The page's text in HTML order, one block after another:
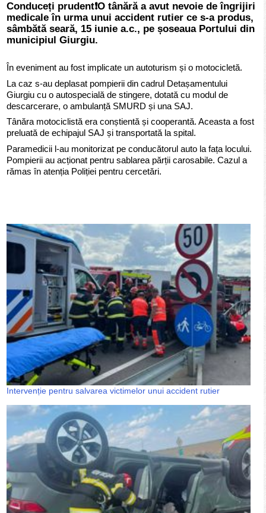
Conduceți prudent❗️O tânără a avut nevoie de îngrijiri
medicale în urma unui accident rutier ce s-a produs,
sâmbătă seară, 15 iunie a.c., pe șoseaua Portului din
municipiul Giurgiu.
În eveniment au fost implicate un autoturism și o motocicletă.
La caz s-au deplasat pompierii din cadrul Detașamentului
Giurgiu cu o autospecială de stingere, dotată cu modul de
descarcerare, o ambulanță SMURD și una SAJ.
Tânăra motociclistă era conștientă și cooperantă. Aceasta a fost
preluată de echipajul SAJ și transportată la spital.
Paramedicii l-au monitorizat pe conducătorul auto la fața locului.
Pompierii au acționat pentru sablarea părții carosabile. Cazul a
rămas în atenția Poliției pentru cercetări.
Intervenție pentru salvarea victimelor unui accident rutier